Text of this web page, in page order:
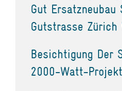
Gut Ersatzneubau
Gutstrasse Zürich
Besichtigung Der
2000-Watt-Projekt